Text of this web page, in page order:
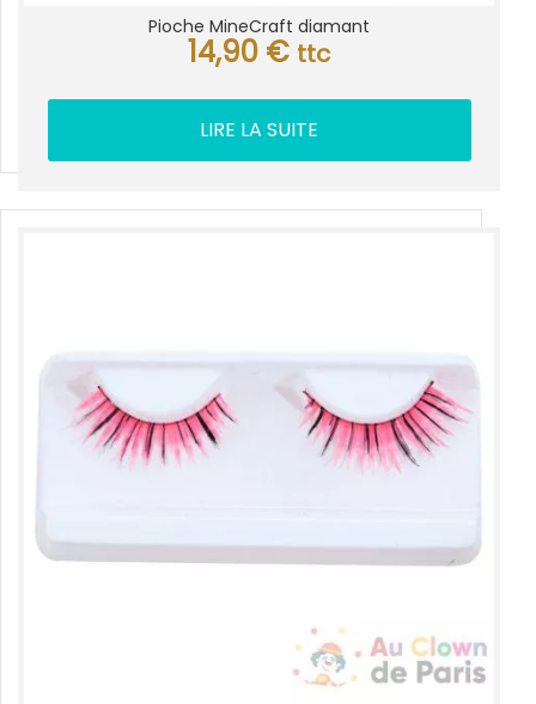
Pioche MineCraft diamant
14,90 € ttc
LIRE LA SUITE